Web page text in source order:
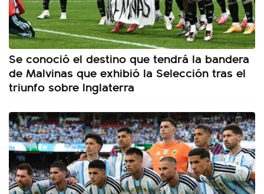
Se conoció el destino que tendrá la bandera
de Malvinas que exhibió la Selección tras el
triunfo sobre Inglaterra